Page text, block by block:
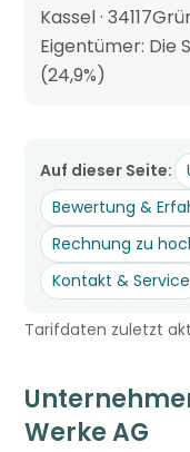
Kassel · 34117
Eigentümer: Die
(24,9%)
Auf dieser Seite:
Bewertung &
Rechnung zu
Kontakt & Service
Tarifdaten zuletzt
Werke AG